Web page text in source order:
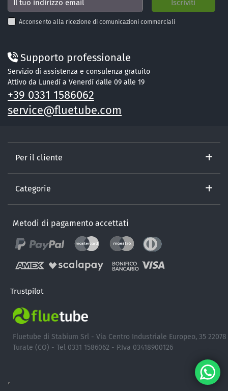
Acconsento alla ricezione di comunicazioni commerciali
Supporto professionale
Servizio di assistenza e consulenza gratuito
Attivo da Lunedì a Venerdì dalle 09 alle 19
+39 0331 1586062
service@fluetube.com
Per il cliente
Categorie
Metodi di pagamento accettati
Trustpilot
Fluetube di Stabium Srl - Via Centro Industriale Europeo, 35 22078
Turate (CO) - Tel 0331 1586062 - P.Iva 03418900126